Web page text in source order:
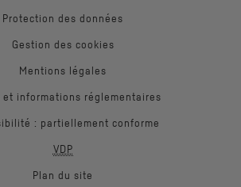
Protection des données
Gestion des cookies
Mentions légales
et informations réglementaires
: partiellement conforme
VDP
Plan du site